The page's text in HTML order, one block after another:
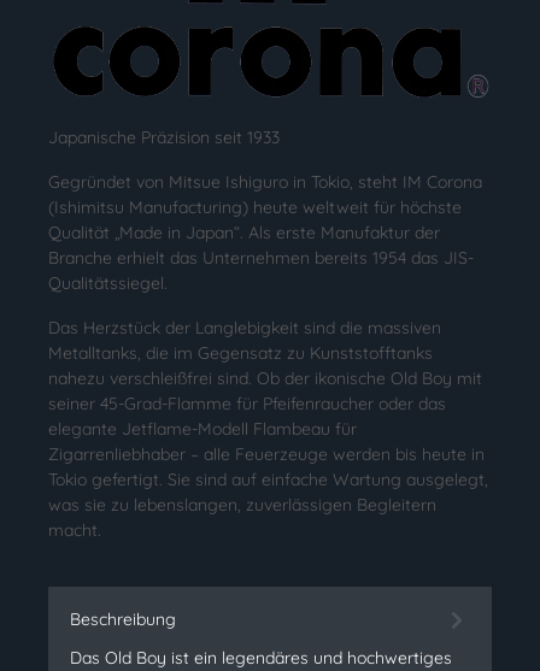
Japanische Präzision seit 1933
Gegründet von Mitsue Ishiguro in Tokio, steht IM Corona
(Ishimitsu Manufacturing) heute weltweit für höchste
Qualität „Made in Japan“. Als erste Manufaktur der
Branche erhielt das Unternehmen bereits 1954 das JIS-
Qualitätssiegel.
Das Herzstück der Langlebigkeit sind die massiven
Metalltanks, die im Gegensatz zu Kunststofftanks
nahezu verschleißfrei sind. Ob der ikonische Old Boy mit
seiner 45-Grad-Flamme für Pfeifenraucher oder das
elegante Jetflame-Modell Flambeau für
Zigarrenliebhaber – alle Feuerzeuge werden bis heute in
Tokio gefertigt. Sie sind auf einfache Wartung ausgelegt,
was sie zu lebenslangen, zuverlässigen Begleitern
macht.
Beschreibung
Das Old Boy ist ein legendäres und hochwertiges